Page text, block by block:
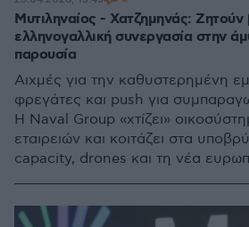
Μυτιληναίος - Χατζημηνάς: Ζητούν
ελληνογαλλική συνεργασία στην
παρουσία
Αιχμές για την καθυστερημένη
φρεγάτες και push για
Η Naval Group «χτίζει»
εταιρειών και κοιτάζει στα
capacity, drones και τη νέα